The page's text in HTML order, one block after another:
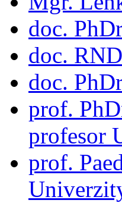
doc.
doc.
doc.
prof.
profesor
prof.